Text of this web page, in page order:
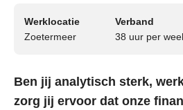
Werklocatie
Zoetermeer
Verband
38 uur per
Ben jij analytisch sterk,
zorg jij ervoor dat onze